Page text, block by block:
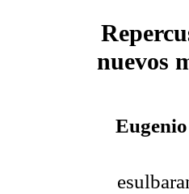
nuevos